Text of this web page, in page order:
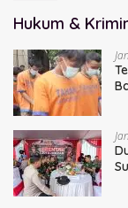
Hukum &